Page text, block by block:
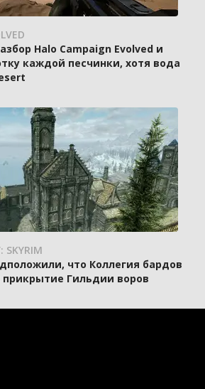
Halo Campaign Evolved и
каждой песчинки, хотя вода
SKYRIM
что Коллегия бардов
Гильдии воров